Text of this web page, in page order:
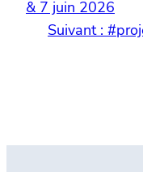
& 7 juin 2026
Suivant :